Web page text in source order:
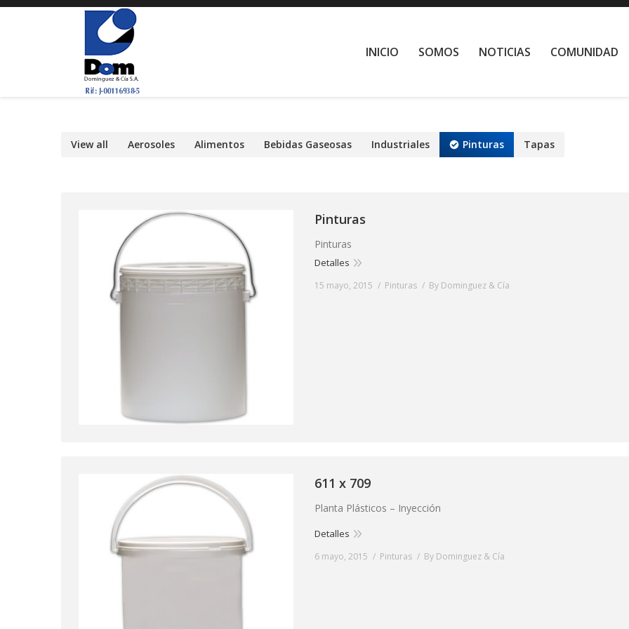
INICIO SOMOS NOTICIAS COMUNIDAD
View all Aerosoles Alimentos Bebidas Gaseosas Industriales Pinturas Tapas
Pinturas
Pinturas
Detalles
15 mayo, 2015 Pinturas By Dominguez & Cía
611 x 709
Planta Plásticos – Inyección
Detalles
6 mayo, 2015 Pinturas By Dominguez & Cía